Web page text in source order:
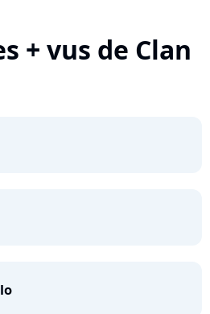
+ vus de Clan